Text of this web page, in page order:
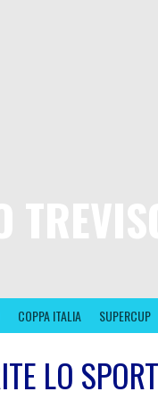
COPPA ITALIA SUPERCUP
LO